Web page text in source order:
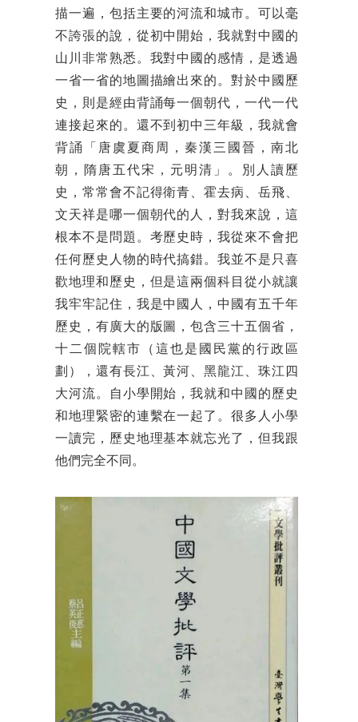
描一遍，包括主要的河流和城市。可以毫
不誇張的說，從初中開始，我就對中國的
山川非常熟悉。我對中國的感情，是透過
一省一省的地圖描繪出來的。對於中國歷
史，則是經由背誦每一個朝代，一代一代
連接起來的。還不到初中三年級，我就會
背誦「唐虞夏商周，秦漢三國晉，南北
朝，隋唐五代宋，元明清」。別人讀歷
史，常常會不記得衛青、霍去病、岳飛、
文天祥是哪一個朝代的人，對我來說，這
根本不是問題。考歷史時，我從來不會把
任何歷史人物的時代搞錯。我並不是只喜
歡地理和歷史，但是這兩個科目從小就讓
我牢牢記住，我是中國人，中國有五千年
歷史，有廣大的版圖，包含三十五個省，
十二個院轄市（這也是國民黨的行政區
劃），還有長江、黃河、黑龍江、珠江四
大河流。自小學開始，我就和中國的歷史
和地理緊密的連繫在一起了。很多人小學
一讀完，歷史地理基本就忘光了，但我跟
他們完全不同。